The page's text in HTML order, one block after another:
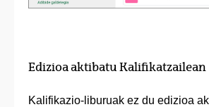
Edizioa aktibatu Kalifikatzailean
Kalifikazio-liburuak ez du edizioa